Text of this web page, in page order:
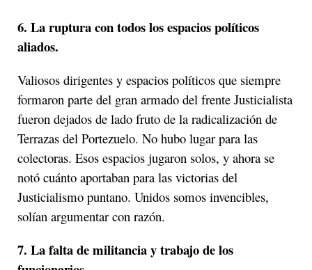
6. La ruptura con todos los espacios políticos
aliados.
Valiosos dirigentes y espacios políticos que siempre
formaron parte del gran armado del frente Justicialista
fueron dejados de lado fruto de la radicalización de
Terrazas del Portezuelo. No hubo lugar para las
colectoras. Esos espacios jugaron solos, y ahora se
notó cuánto aportaban para las victorias del
Justicialismo puntano. Unidos somos invencibles,
solían argumentar con razón.
7. La falta de militancia y trabajo de los